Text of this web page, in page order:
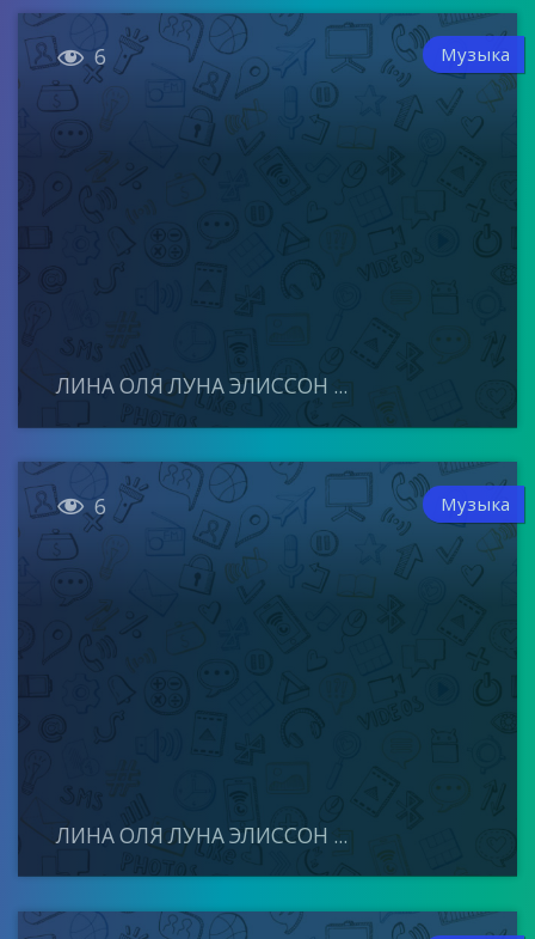
 6 Музыка
ЛИНА ОЛЯ ЛУНА ЭЛИССОН ...
 6 Музыка
ЛИНА ОЛЯ ЛУНА ЭЛИССОН ...